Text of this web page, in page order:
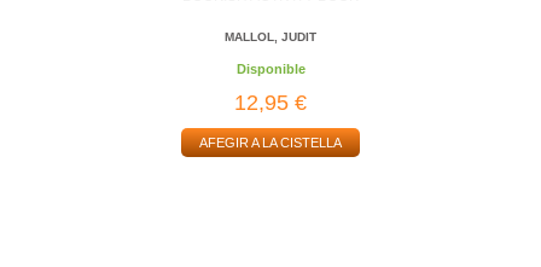
MALLOL, JUDIT
Disponible
12,95 €
AFEGIR A LA CISTELLA